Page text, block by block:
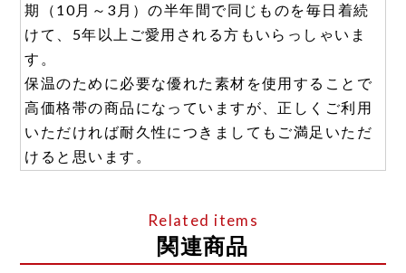
期（10月～3月）の半年間で同じものを毎日着続
けて、5年以上ご愛用される方もいらっしゃいま
す。
保温のために必要な優れた素材を使用することで
高価格帯の商品になっていますが、正しくご利用
いただければ耐久性につきましてもご満足いただ
けると思います。
関連商品